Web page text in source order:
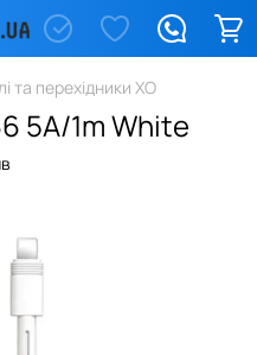
та перехідники XO
5A/1m White